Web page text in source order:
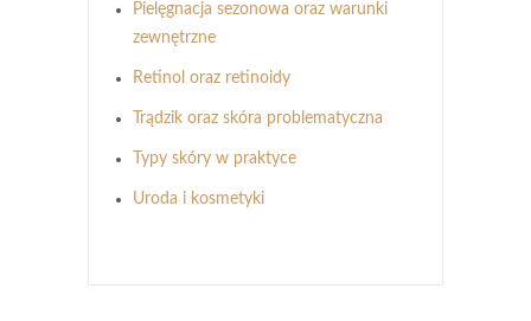
Pielęgnacja sezonowa oraz warunki
zewnętrzne
Retinol oraz retinoidy
Trądzik oraz skóra problematyczna
Typy skóry w praktyce
Uroda i kosmetyki